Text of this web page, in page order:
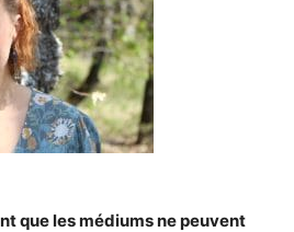
que les médiums ne peuvent